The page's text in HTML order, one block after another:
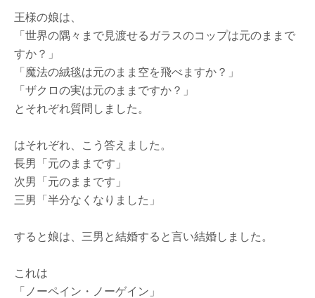
王様の娘は、
「世界の隅々まで見渡せるガラスのコップは元のままで
すか？」
「魔法の絨毯は元のまま空を飛べますか？」
「ザクロの実は元のままですか？」
とそれぞれ質問しました。
はそれぞれ、こう答えました。
長男「元のままです」
次男「元のままです」
三男「半分なくなりました」
すると娘は、三男と結婚すると言い結婚しました。
これは
「ノーペイン・ノーゲイン」